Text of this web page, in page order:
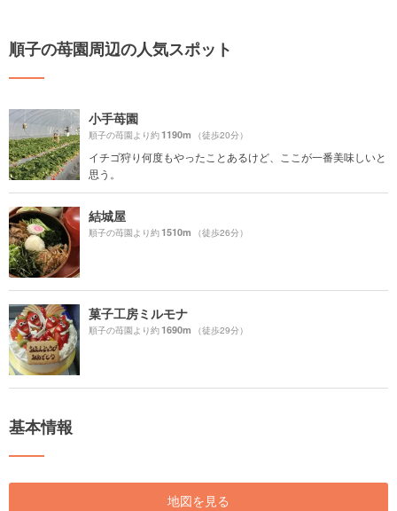
順子の苺園周辺の人気スポット
小手苺園
順子の苺園より約1190m （徒歩20分）
イチゴ狩り何度もやったことあるけど、ここが一番美味しいと
思う。
結城屋
順子の苺園より約1510m （徒歩26分）
菓子工房ミルモナ
順子の苺園より約1690m （徒歩29分）
基本情報
地図を見る